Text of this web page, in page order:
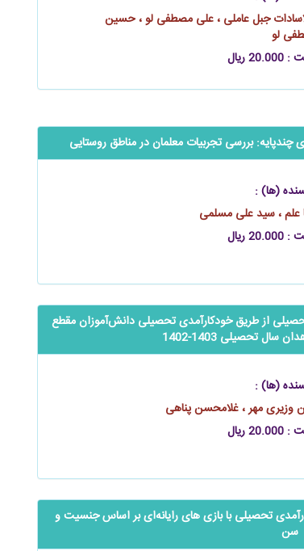
جبل عاملی ، علی مصطفی‌ لو ، حسین
لو
ریال
بررسی تجربیات معلمان در مناطق روستایی
(ها) :
علم ، سید علی مسلمی
ریال
از طریق خودکارآمدی تحصیلی ‌‌‌دانش‌آموزان مقطع
تحصیلی 1403-1402
(ها) :
وزیری مهر ، غلامحسن پناهی
ریال
تحصیلی با بازی ‌های رایانه‌‌‌‌ای بر اساس جنسیت و
سن